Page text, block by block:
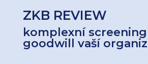
ZKB REVIEW
komplexní
goodwill vaší